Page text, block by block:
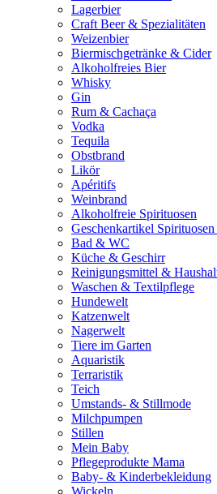
Lagerbier
Craft Beer & Spezialitäten
Weizenbier
Biermischgetränke & Cider
Alkoholfreies Bier
Whisky
Gin
Rum & Cachaça
Vodka
Tequila
Obstbrand
Likör
Apéritifs
Weinbrand
Alkoholfreie Spirituosen
Geschenkartikel
Bad & WC
Küche & Geschirr
Reinigungsmittel &
Waschen & Textilpflege
Hundewelt
Katzenwelt
Nagerwelt
Tiere im Garten
Aquaristik
Terraristik
Teich
Umstands- & Stillmode
Milchpumpen
Stillen
Mein Baby
Pflegeprodukte Mama
Baby- & Kinderbekleidung
Wickeln